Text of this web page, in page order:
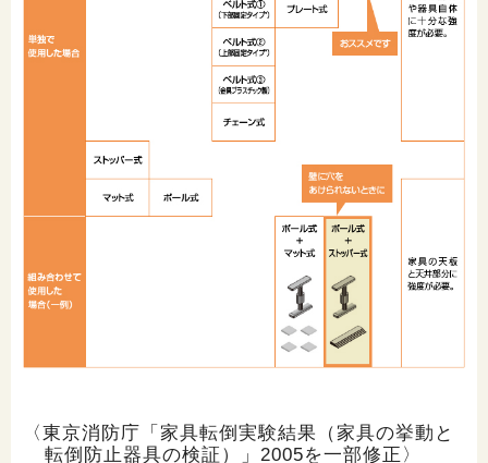
〈東京消防庁「家具転倒実験結果（家具の挙動と
転倒防止器具の検証）」2005を一部修正〉